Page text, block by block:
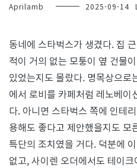
Aprilamb 2025-09-14
동네에 스타벅스가 생겼다. 집
적이 거의 없는 모퉁이 옆 건물
있었는지도 몰랐다. 명목상으로
에서 로비를 카페처럼 레노베
다. 아니면 스타벅스 쪽에 인테
용해도 좋다고 제안했을지도
특단의 조치였을 거다. 덕분에
없고, 사이렌 오더에서도 테이